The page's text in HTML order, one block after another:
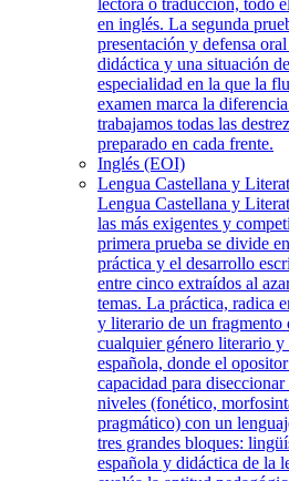
lectora o traducción, todo
en inglés. La segunda
presentación y defensa
didáctica y una situación
especialidad en la que la
examen marca la
trabajamos todas las
preparado en cada frente.
Inglés (EOI)
Lengua Castellana y
Lengua Castellana y
las más exigentes y
primera prueba se divide
práctica y el desarrollo
entre cinco extraídos al
temas. La práctica, radica
y literario de un fragmento
cualquier género literario y
española, donde el
capacidad para
niveles (fonético,
pragmático) con un
tres grandes bloques:
española y didáctica de la